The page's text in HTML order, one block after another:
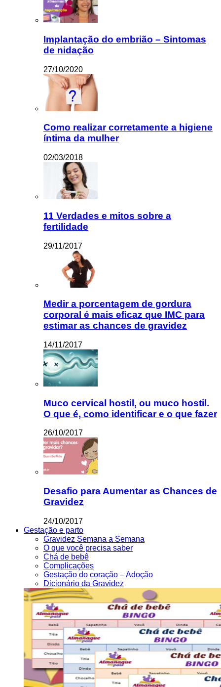
Implantação do embrião – Sintomas
de nidação
27/10/2020
Como realizar corretamente a higiene
íntima da mulher
02/03/2018
11 Verdades e mitos sobre a
fertilidade
29/11/2017
Medir a porcentagem de gordura
corporal é mais eficaz que IMC para
estimar as chances de gravidez
14/11/2017
Muco cervical hostil, ou muco hostil.
O que é, como identificar e o que fazer
26/10/2017
Desafio para Aumentar as Chances de
Gravidez
24/10/2017
Gestação e parto
Gravidez Semana a Semana
O que você precisa saber
Chá de bebê
Complicações
Gestação do coração – Adoção
Dicionário da Gravidez